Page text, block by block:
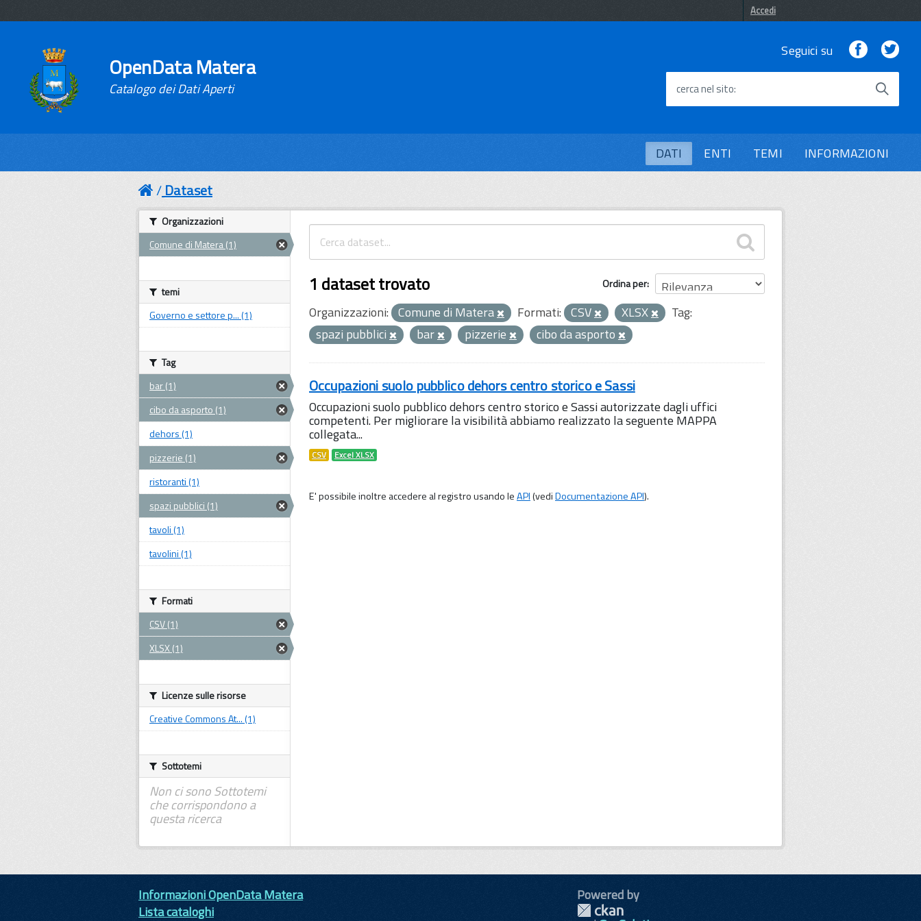
Accedi
OpenData Matera
Catalogo dei Dati Aperti
Seguici su Facebook
cerca nel sito
DATI ENTI TEMI INFORMAZIONI
Dataset
Ordina per
1 dataset trovato
Organizzazioni: Comune di Matera Formati: CSV XLSX
Tag:
spazi pubblici
bar pizzerie cibo da asporto
Occupazioni suolo pubblico dehors centro storico e Sassi
Occupazioni suolo pubblico dehors centro storico e Sassi autorizzate dagli uffici
competenti. Per migliorare la visibilità abbiamo realizzato la seguente MAPPA
collegata...
CSV Excel XLSX
E' possibile inoltre accedere al registro usando leAPI(vediDocumentazione API).
Organizzazioni
Comune di Matera (1)
temi
Governo e settore p... (1)
Tag
bar (1)
cibo da asporto (1)
dehors (1)
pizzerie (1)
ristoranti (1)
spazi pubblici (1)
tavoli (1)
tavolini (1)
Formati
CSV (1)
XLSX (1)
Licenze sulle risorse
Creative Commons At... (1)
Sottotemi
Non ci sono Sottotemi
che corrispondono a
questa ricerca
Informazioni OpenData Matera
Lista cataloghi
Powered by